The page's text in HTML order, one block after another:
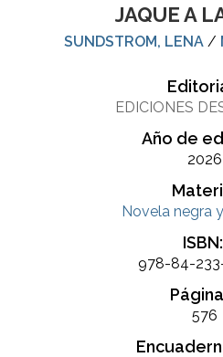
JAQUE A
SUNDSTROM, LENA /
EDICIONES
Año de
2026
Novela negra
ISBN:
978-84-
576